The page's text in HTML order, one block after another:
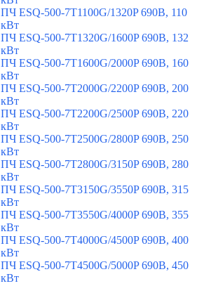
ПЧ ESQ-500-7T1100G/1320P 690В, 110
кВт
ПЧ ESQ-500-7T1320G/1600P 690В, 132
кВт
ПЧ ESQ-500-7T1600G/2000P 690В, 160
кВт
ПЧ ESQ-500-7T2000G/2200P 690В, 200
кВт
ПЧ ESQ-500-7T2200G/2500P 690В, 220
кВт
ПЧ ESQ-500-7T2500G/2800P 690В, 250
кВт
ПЧ ESQ-500-7T2800G/3150P 690В, 280
кВт
ПЧ ESQ-500-7T3150G/3550P 690В, 315
кВт
ПЧ ESQ-500-7T3550G/4000P 690В, 355
кВт
ПЧ ESQ-500-7T4000G/4500P 690В, 400
кВт
ПЧ ESQ-500-7T4500G/5000P 690В, 450
кВт